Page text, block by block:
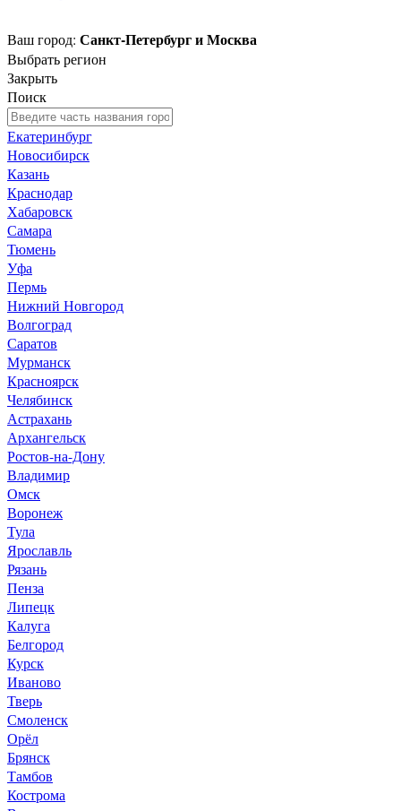
Ваш город: Санкт-Петербург и Москва
Выбрать регион
Закрыть
Поиск
Екатеринбург
Новосибирск
Казань
Краснодар
Хабаровск
Самара
Тюмень
Уфа
Пермь
Нижний Новгород
Волгоград
Саратов
Мурманск
Красноярск
Челябинск
Астрахань
Архангельск
Ростов-на-Дону
Владимир
Омск
Воронеж
Тула
Ярославль
Рязань
Пенза
Липецк
Калуга
Белгород
Курск
Иваново
Тверь
Смоленск
Орёл
Брянск
Тамбов
Кострома